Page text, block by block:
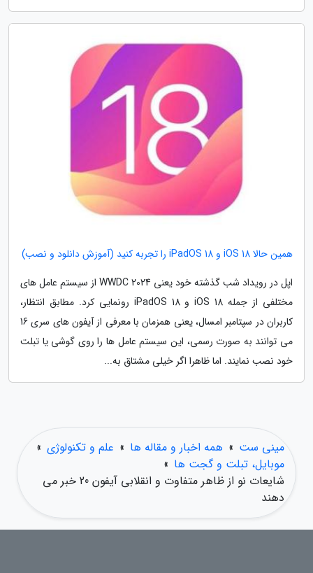
همین حالا iOS 18 و iPadOS 18 را تجربه کنید (آموزش دانلود و نصب)
اپل در رویداد شب گذشته خود یعنی WWDC 2024 از سیستم عامل های
مختلفی از جمله iOS 18 و iPadOS 18 رونمایی کرد. مطابق انتظار،
کاربران در سپتامبر امسال، یعنی همزمان با معرفی از آیفون های سری 16
می توانند به صورت رسمی، این سیستم عامل ها را روی گوشی یا تبلت
خود نصب نمایند. اما ظاهرا اگر خیلی مشتاق به...
مینی ست » همه اخبار و مقاله ها » علم و تکنولوژی »
موبایل، تبلت و گجت ها »
شایعات نو از ظاهر متفاوت و انقلابی آیفون 20 خبر می
دهند